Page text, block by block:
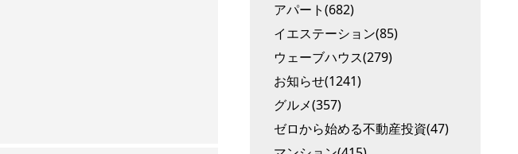
アパート(682)
イエステーション(85)
ウェーブハウス(279)
お知らせ(1241)
グルメ(357)
ゼロから始める不動産投資(47)